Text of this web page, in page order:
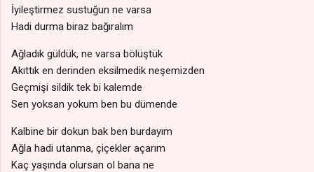
İyileştirmez sustuğun ne varsa
Hadi durma biraz bağıralım
Ağladık güldük, ne varsa bölüştük
Akıttık en derinden eksilmedik neşemizden
Geçmişi sildik tek bi kalemde
Sen yoksan yokum ben bu dümende
Kalbine bir dokun bak ben burdayım
Ağla hadi utanma, çiçekler açarım
Kaç yaşında olursan ol bana ne